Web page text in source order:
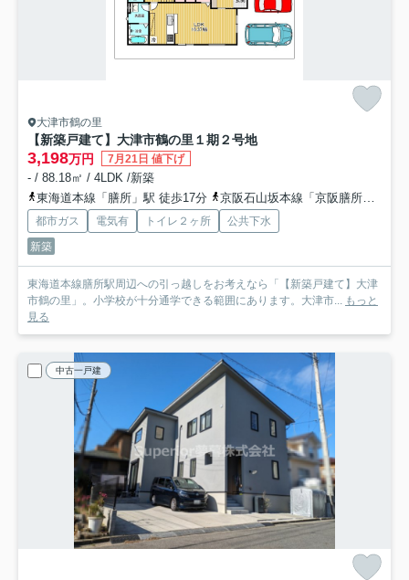
大津市鶴の里
【新築戸建て】大津市鶴の里 １期２号地
3,198万円 7月21日 値下げ
- / 88.18㎡ / 4LDK /新築
東海道本線「膳所」駅 徒歩17分
京阪石山坂本線「京阪膳所」駅 徒歩18分
都市ガス 電気有 トイレ２ヶ所
公共下水
新築
東海道本線膳所駅周辺への引っ越しをお考えなら「【新築戸建て】大津
市鶴の里」。小学校が十分通学できる範囲にあります。大津市...
もっと
見る
中古一戸建